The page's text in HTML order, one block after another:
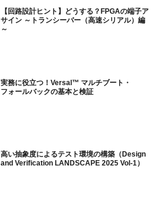
【回路設計ヒント】どうする？FPGAの端子ア
サイン ～トランシーバー（高速シリアル）編
～
実務に役立つ！Versal™ マルチブート・
フォールバックの基本と検証
高い抽象度によるテスト環境の構築（Design
and Verification LANDSCAPE 2025 Vol-1）